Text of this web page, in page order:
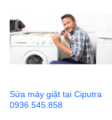
Sửa máy giặt tại Ciputra
0936.545.858